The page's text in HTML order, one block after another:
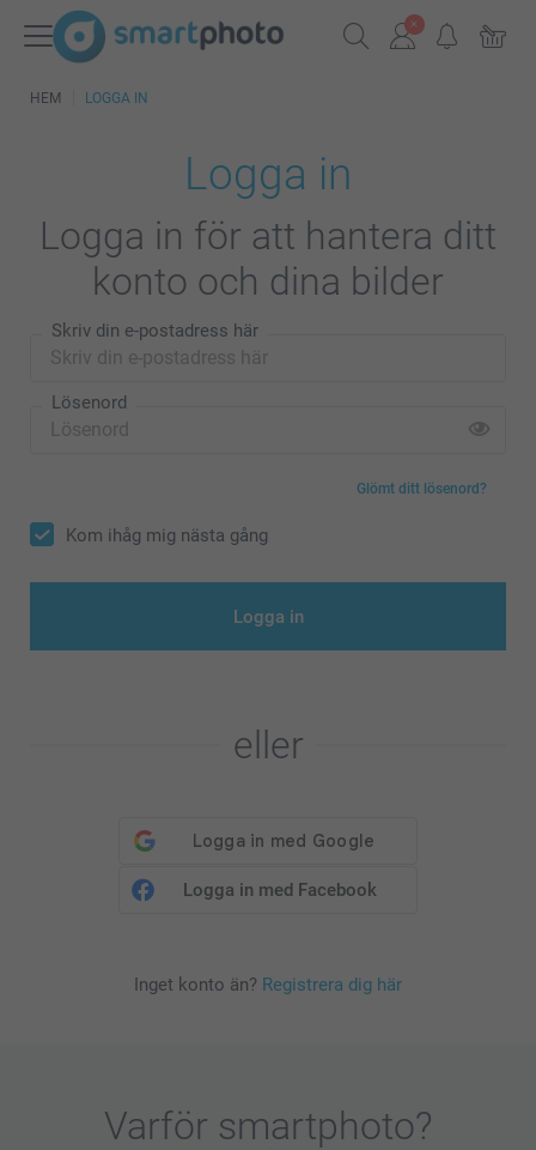
HEM LOGGA IN
Logga in
Logga in för att hantera ditt
konto och dina bilder
Skriv din e-postadress här
Lösenord
Glömt ditt lösenord?
Kom ihåg mig nästa gång
Logga in
eller
Logga in med Facebook
Inget konto än? Registrera dig här
Varför smartphoto?